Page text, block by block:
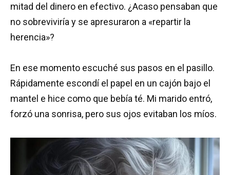
mitad del dinero en efectivo. ¿Acaso pensaban que
no sobreviviría y se apresuraron a «repartir la
herencia»?
En ese momento escuché sus pasos en el pasillo.
Rápidamente escondí el papel en un cajón bajo el
mantel e hice como que bebía té. Mi marido entró,
forzó una sonrisa, pero sus ojos evitaban los míos.